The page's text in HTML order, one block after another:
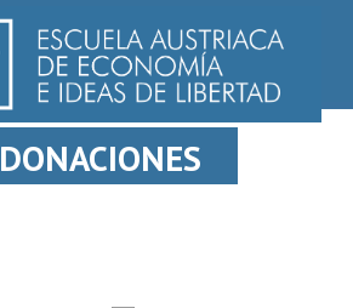
DONACIONES